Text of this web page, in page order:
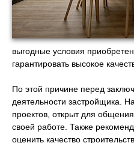
выгодные условия
гарантировать высокое
По этой причине перед
деятельности застройщика.
проектов, открыт для
своей работе. Также
оценить качество